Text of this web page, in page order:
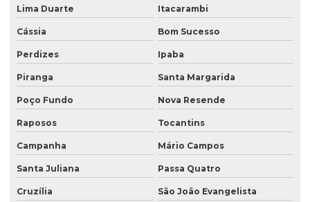
Lima Duarte Itacarambi
Cássia Bom Sucesso
Perdizes Ipaba
Piranga Santa Margarida
Poço Fundo Nova Resende
Raposos Tocantins
Campanha Mário Campos
Santa Juliana Passa Quatro
Cruzília São João Evangelista